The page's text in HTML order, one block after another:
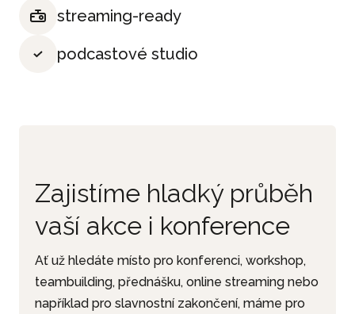
streaming-ready
podcastové studio
Zajistíme hladký průběh
vaší akce i konference
Ať už hledáte místo pro konferenci, workshop,
teambuilding, přednášku, online streaming nebo
například pro slavnostní zakončení, máme pro